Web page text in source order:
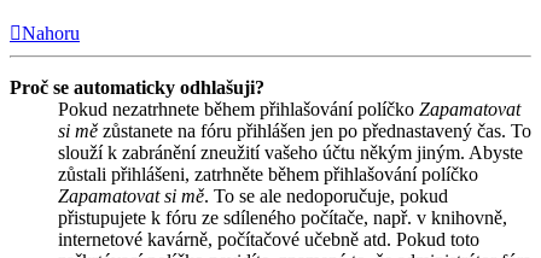
Nahoru
Proč se automaticky odhlašuji?
Pokud nezatrhnete během přihlašování políčko Zapamatovat
si mě zůstanete na fóru přihlášen jen po přednastavený čas. To
slouží k zabránění zneužití vašeho účtu někým jiným. Abyste
zůstali přihlášeni, zatrhněte během přihlašování políčko
Zapamatovat si mě. To se ale nedoporučuje, pokud
přistupujete k fóru ze sdíleného počítače, např. v knihovně,
internetové kavárně, počítačové učebně atd. Pokud toto